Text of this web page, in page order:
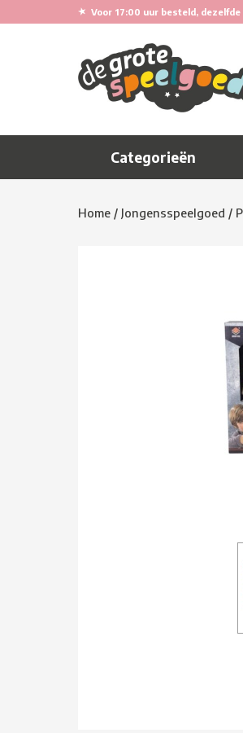
★ Voor 17:00 uur besteld,
Categorieën
Home / Jongensspeelgoed /